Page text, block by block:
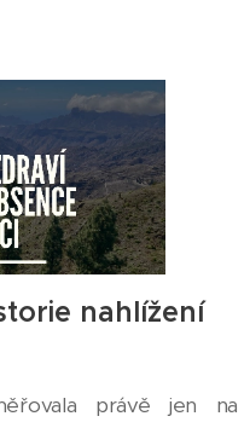
nahlížení
právě jen na